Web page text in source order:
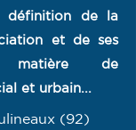
définition de la
et de ses
matière de
et urbain...
(92)